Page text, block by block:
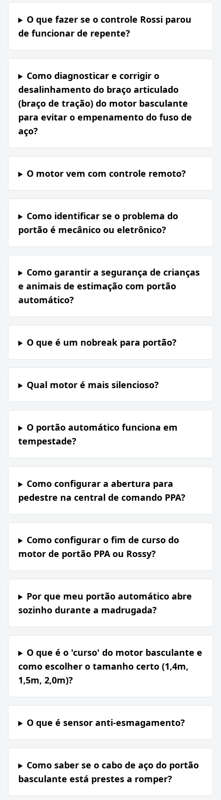
O que fazer se o controle Rossi parou
de funcionar de repente?
Como diagnosticar e corrigir o
desalinhamento do braço articulado
(braço de tração) do motor basculante
para evitar o empenamento do fuso de
aço?
O motor vem com controle remoto?
Como identificar se o problema do
portão é mecânico ou eletrônico?
Como garantir a segurança de crianças
e animais de estimação com portão
automático?
O que é um nobreak para portão?
Qual motor é mais silencioso?
O portão automático funciona em
tempestade?
Como configurar a abertura para
pedestre na central de comando PPA?
Como configurar o fim de curso do
motor de portão PPA ou Rossy?
Por que meu portão automático abre
sozinho durante a madrugada?
O que é o 'curso' do motor basculante e
como escolher o tamanho certo (1,4m,
1,5m, 2,0m)?
O que é sensor anti-esmagamento?
Como saber se o cabo de aço do portão
basculante está prestes a romper?